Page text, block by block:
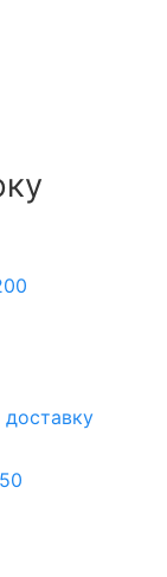
доставку